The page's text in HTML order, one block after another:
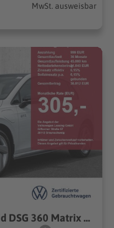
MwSt. ausweisbar
VW Golf GTE 1.5 eTSI eHybrid DSG 360 Matrix Head Up